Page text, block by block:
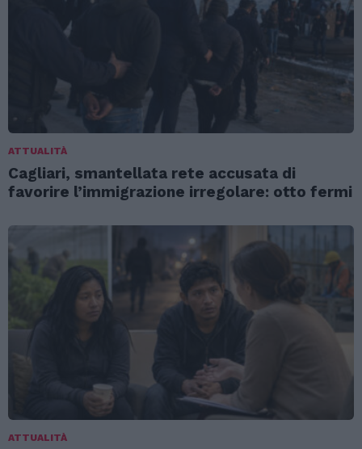
ATTUALITÀ
Cagliari, smantellata rete accusata di
favorire l’immigrazione irregolare: otto fermi
ATTUALITÀ